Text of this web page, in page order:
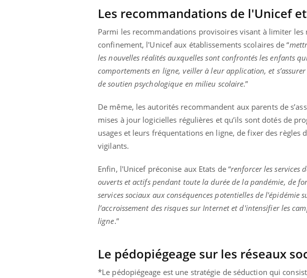
Les recommandations de l'Unicef
Parmi les recommandations provisoires visant à limiter
confinement, l'Unicef aux établissements scolaires de “
les nouvelles réalités auxquelles sont confrontés les enfants
comportements en ligne, veiller à leur application, et
de soutien psychologique en milieu scolaire.”
De même, les autorités recommandent aux parents de s
mises à jour logicielles régulières et qu’ils sont dotés de
usages et leurs fréquentations en ligne, de fixer des règles
vigilants.
Enfin, l'Unicef préconise aux Etats de “renforcer les services
ouverts et actifs pendant toute la durée de la pandémie, de
services sociaux aux conséquences potentielles de l'épidémie
l’accroissement des risques sur Internet et d'intensifier les
ligne.”
Le pédopiégeage sur les réseaux
*Le pédopiégeage est une stratégie de séduction qui
Insuline & Charge mentale : et si on
osait en parler??Youtube
En 2026, l'insuline dans le diabète de type 2
reste entourée d'idées reçues chez les
patients comme parfois chez les soignants.
Eczéma Chronique des
préparer pour l’été !
L'été arrive… et avec lui, un
rythme de vie ! Vacances,
soleil, activités en plein
sont ...